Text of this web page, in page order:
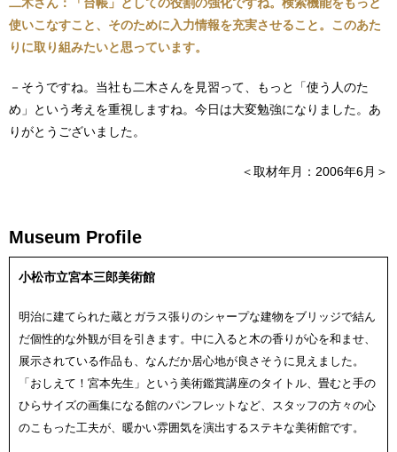
使いこなすこと、そのために入力情報を充実させること。このあた
りに取り組みたいと思っています。
－そうですね。当社も二木さんを見習って、もっと「使う人のた
め」という考えを重視しますね。今日は大変勉強になりました。あ
りがとうございました。
＜取材年月：2006年6月＞
Museum Profile
小松市立宮本三郎美術館
明治に建てられた蔵とガラス張りのシャープな建物をブリッジで結ん
だ個性的な外観が目を引きます。中に入ると木の香りが心を和ませ、
展示されている作品も、なんだか居心地が良さそうに見えました。
「おしえて！宮本先生」という美術鑑賞講座のタイトル、畳むと手の
ひらサイズの画集になる館のパンフレットなど、スタッフの方々の心
のこもった工夫が、暖かい雰囲気を演出するステキな美術館です。